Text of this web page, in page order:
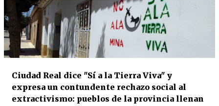
Ciudad Real dice "Sí a la Tierra Viva" y
expresa un contundente rechazo social al
extractivismo: pueblos de la provincia llenan